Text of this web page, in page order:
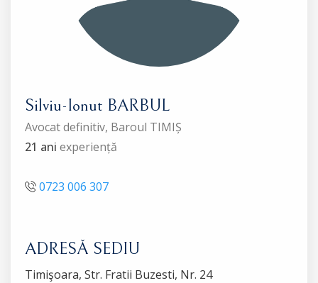
Silviu-Ionut BARBUL
Avocat definitiv, Baroul TIMIȘ
21 ani experiență
0723 006 307
ADRESĂ SEDIU
Timişoara, Str. Fratii Buzesti, Nr. 24